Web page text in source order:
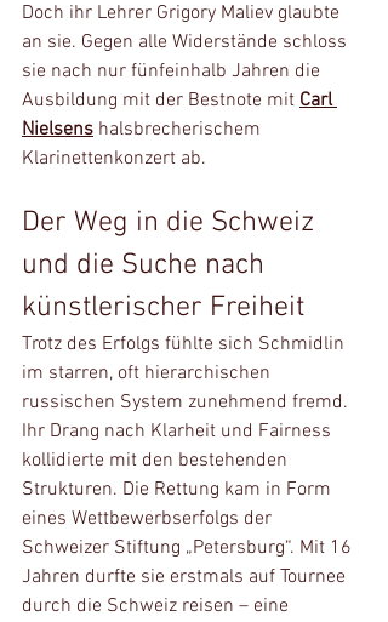
Doch ihr Lehrer Grigory Maliev glaubte
an sie. Gegen alle Widerstände schloss
sie nach nur fünfeinhalb Jahren die
Ausbildung mit der Bestnote mit Carl
Nielsens halsbrecherischem
Klarinettenkonzert ab.
Der Weg in die Schweiz
und die Suche nach
künstlerischer Freiheit
Trotz des Erfolgs fühlte sich Schmidlin
im starren, oft hierarchischen
russischen System zunehmend fremd.
Ihr Drang nach Klarheit und Fairness
kollidierte mit den bestehenden
Strukturen. Die Rettung kam in Form
eines Wettbewerbserfolgs der
Schweizer Stiftung „Petersburg“. Mit 16
Jahren durfte sie erstmals auf Tournee
durch die Schweiz reisen – eine